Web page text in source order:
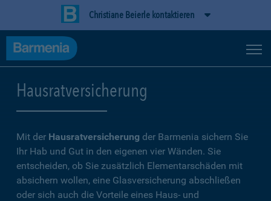
Christiane Beierle kontaktieren
Hausratversicherung
Mit der Hausratversicherung der Barmenia sichern Sie
Ihr Hab und Gut in den eigenen vier Wänden. Sie
entscheiden, ob Sie zusätzlich Elementarschäden mit
absichern wollen, eine Glasversicherung abschließen
oder sich auch die Vorteile eines Haus- und